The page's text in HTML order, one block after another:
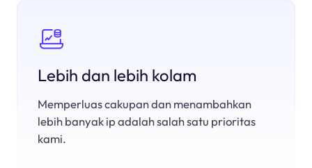
Lebih dan lebih kolam
Memperluas cakupan dan menambahkan
lebih banyak ip adalah salah satu prioritas
kami.